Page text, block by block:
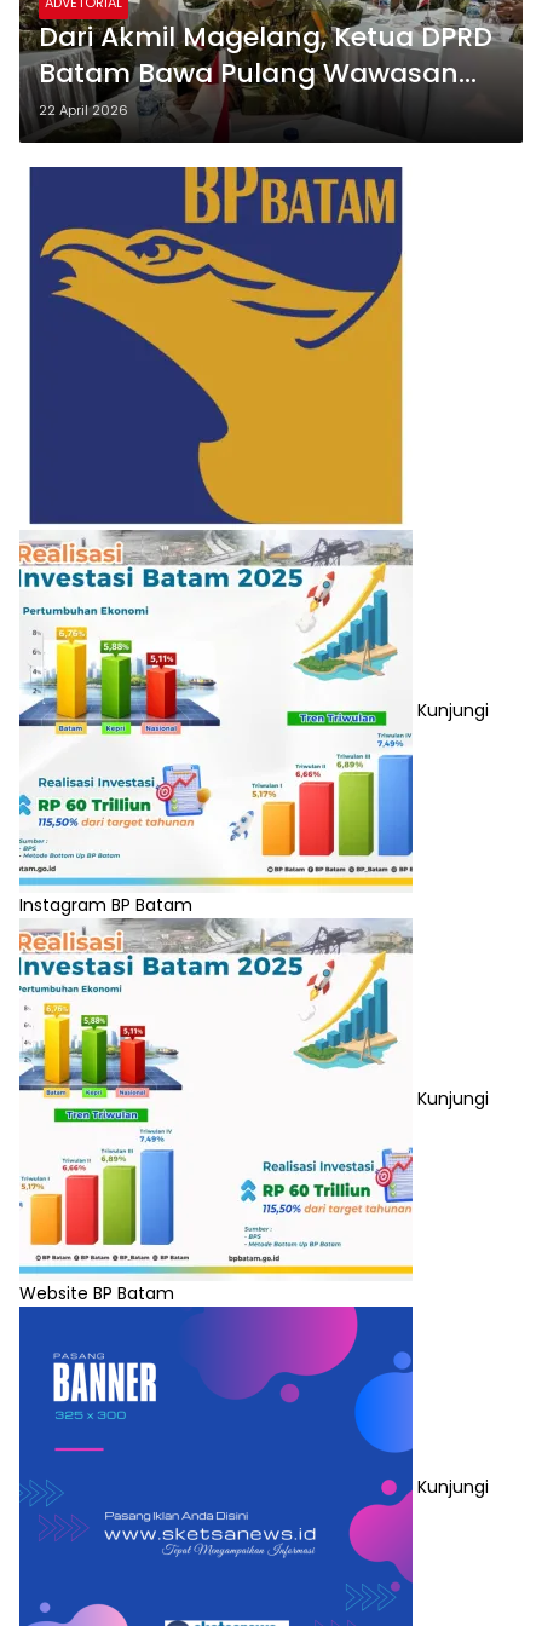
Dari Akmil Magelang, Ketua DPRD
Batam Bawa Pulang Wawasan
Strategis Nasional
22 April 2026
Kunjungi
Instagram BP Batam
Kunjungi
Website BP Batam
Kunjungi